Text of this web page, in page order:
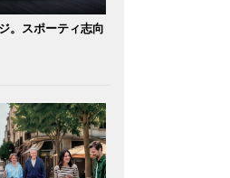
。スポーティ志向